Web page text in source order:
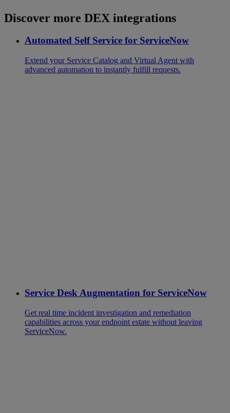
Discover more DEX integrations
Automated Self Service for ServiceNow
Extend your Service Catalog and Virtual Agent with
advanced automation to instantly fulfill requests.
Service Desk Augmentation for ServiceNow
Get real time incident investigation and remediation
capabilities across your endpoint estate without leaving
ServiceNow.